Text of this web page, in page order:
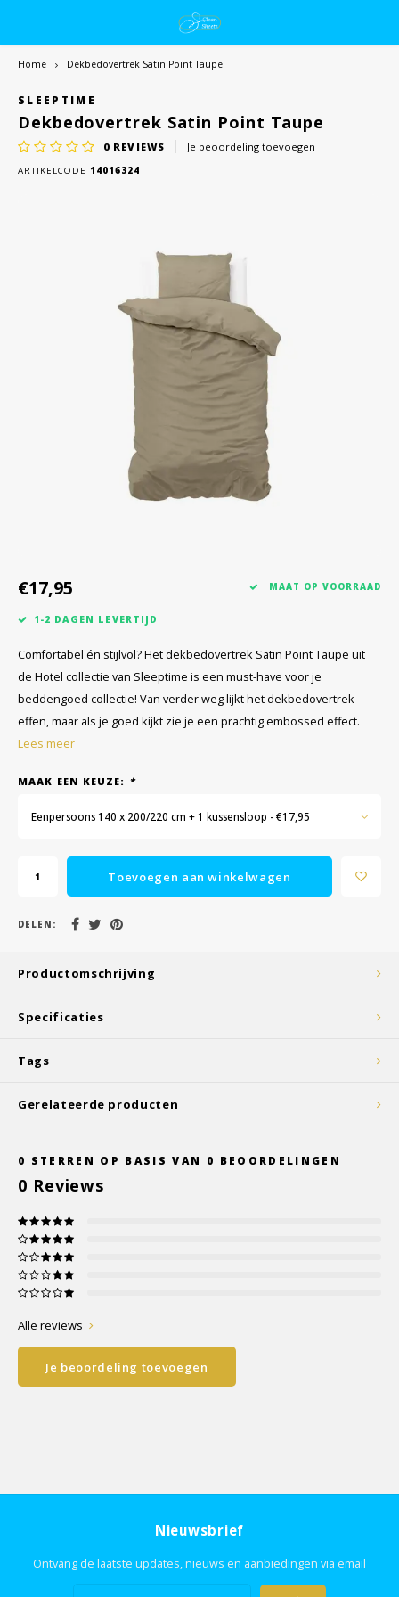
Home Dekbedovertrek Satin Point Taupe
SLEEPTIME
Dekbedovertrek Satin Point Taupe
0 REVIEWS Je beoordeling toevoegen
ARTIKELCODE 14016324
€17,95 MAAT OP VOORRAAD
1-2 DAGEN LEVERTIJD
Comfortabel én stijlvol? Het dekbedovertrek Satin Point Taupe uit
de Hotel collectie van Sleeptime is een must-have voor je
beddengoed collectie! Van verder weg lijkt het dekbedovertrek
effen, maar als je goed kijkt zie je een prachtig embossed effect.
Lees meer
MAAK EEN KEUZE: *
Eenpersoons 140 x 200/220 cm + 1 kussensloop - €17,95
Toevoegen aan winkelwagen
DELEN:
Productomschrijving
Specificaties
Tags
Gerelateerde producten
0 STERREN OP BASIS VAN 0 BEOORDELINGEN
0 Reviews
Alle reviews
Je beoordeling toevoegen
Nieuwsbrief
Ontvang de laatste updates, nieuws en aanbiedingen via email